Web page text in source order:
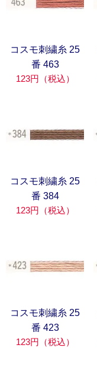
コスモ刺繍糸 25
番 463
123円（税込）
コスモ刺繍糸 25
番 384
123円（税込）
コスモ刺繍糸 25
番 423
123円（税込）